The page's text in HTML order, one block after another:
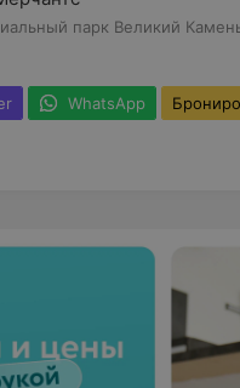
парк Великий
WhatsApp